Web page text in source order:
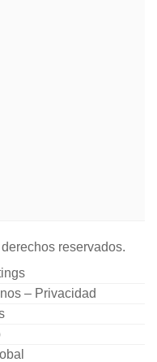
reservados.
– Privacidad